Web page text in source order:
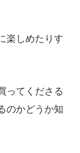
楽しめたりす
ってくださる
のかどうか知